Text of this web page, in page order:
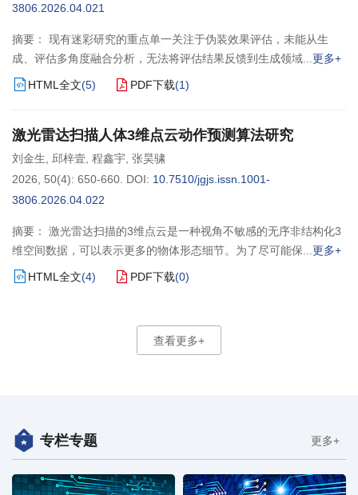
3806.2026.04.021
摘要： 现有迷彩研究的重点单一关注于伪装效果评估，未能从生
成、评估多角度融合分析，无法将评估结果反馈到生成领域
更多+
HTML全文(5) PDF下载(1)
激光雷达扫描人体3维点云动作预测算法研究
刘金生, 邱梓壹, 程鑫宇, 张昊骕
2026, 50(4): 650-660. DOI: 10.7510/jgjs.issn.1001-
3806.2026.04.022
摘要： 激光雷达扫描的3维点云是一种视角不敏感的无序非结构化3
维空间数据，可以表示更多的物体形态细节。为了尽可能保
更多+
HTML全文(4) PDF下载(0)
查看更多+
专栏专题 更多+